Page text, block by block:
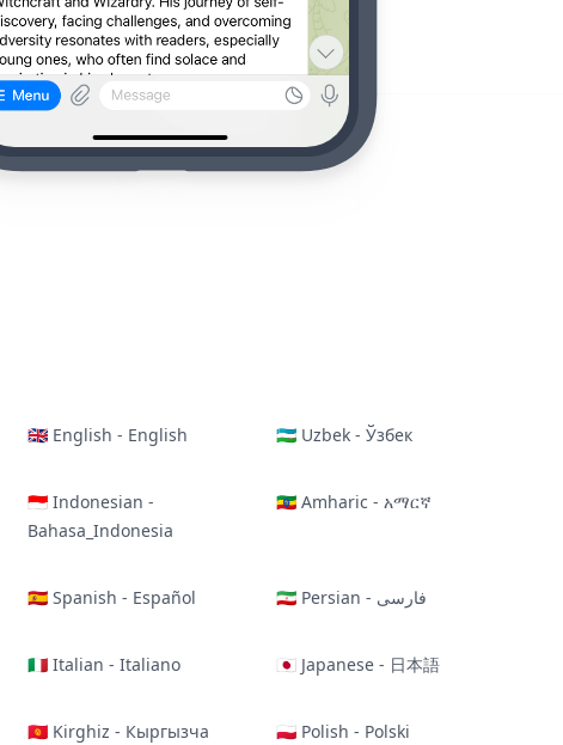
🇬🇧 English - English 🇺🇿 Uzbek - Ўзбек
🇮🇩 Indonesian -
Bahasa_Indonesia
🇪🇹 Amharic - አማርኛ
🇪🇸 Spanish - Español 🇮🇷 Persian - فارسی
🇮🇹 Italian - Italiano 🇯🇵 Japanese - 日本語
🇰🇬 Kirghiz - Кыргызча 🇵🇱 Polish - Polski